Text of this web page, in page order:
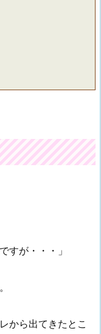
すが・・・」
から出てきたとこ